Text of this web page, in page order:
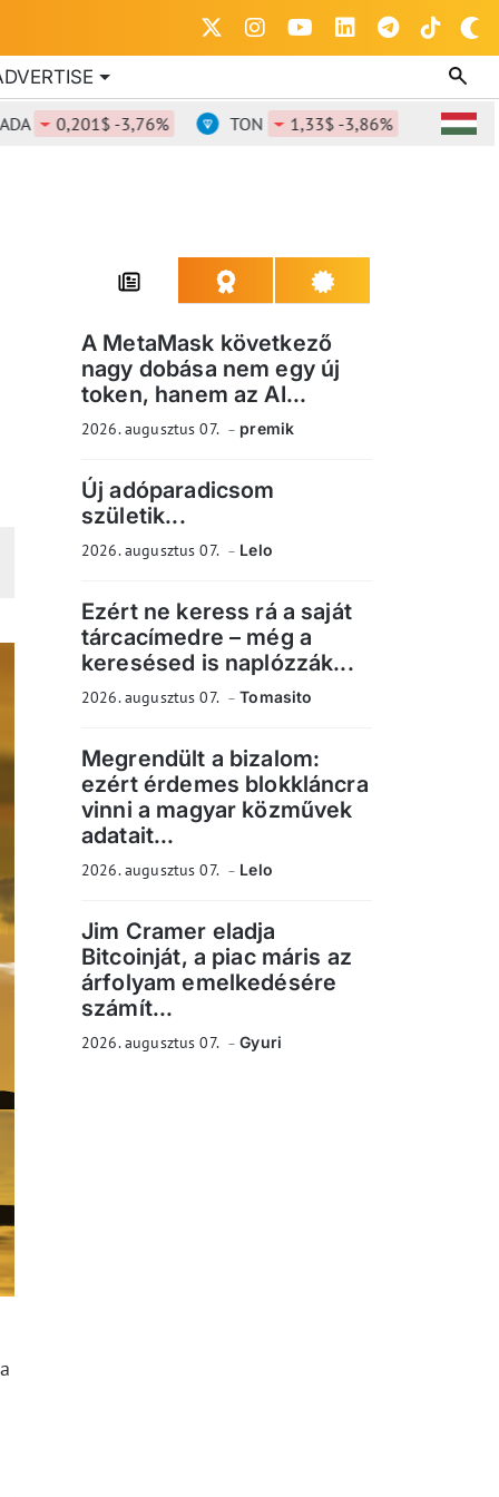
0,201$ -3,76% TON 1,33$ -3,86% DOT
A MetaMask következő
nagy dobása nem egy új
token, hanem az AI...
2026. augusztus 07. premik
Új adóparadicsom
születik...
2026. augusztus 07. Lelo
Ezért ne keress rá a saját
tárcacímedre – még a
keresésed is naplózzák...
2026. augusztus 07. Tomasito
Megrendült a bizalom:
ezért érdemes blokkláncra
vinni a magyar közművek
adatait...
2026. augusztus 07. Lelo
Jim Cramer eladja
Bitcoinját, a piac máris az
árfolyam emelkedésére
számít...
2026. augusztus 07. Gyuri